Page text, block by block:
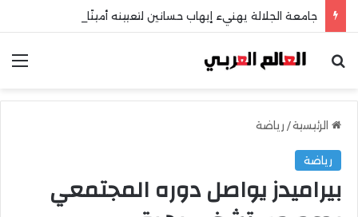
بحث عن
الرئيسية/ رياضة
رياضة
بيراميدز يواصل دوره المجتمعي